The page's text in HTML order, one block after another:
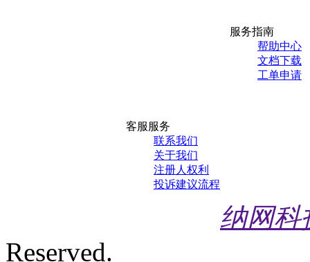
服务指南
帮助中心
文档下载
工单申请
客服服务
联系我们
关于我们
注册人权利
投诉建议流程
纳网
Reserved.